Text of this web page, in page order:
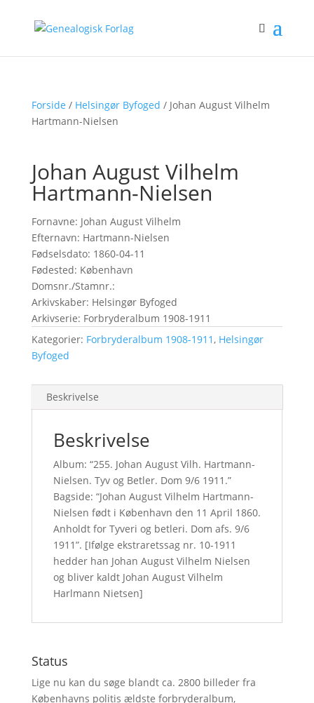
Forside / Helsingør Byfoged / Johan August Vilhelm
Hartmann-Nielsen
Johan August Vilhelm
Hartmann-Nielsen
Fornavne: Johan August Vilhelm
Efternavn: Hartmann-Nielsen
Fødselsdato: 1860-04-11
Fødested: København
Domsnr./Stamnr.:
Arkivskaber: Helsingør Byfoged
Arkivserie: Forbryderalbum 1908-1911
Kategorier: Forbryderalbum 1908-1911, Helsingør
Byfoged
Beskrivelse
Beskrivelse
Album: “255. Johan August Vilh. Hartmann-
Nielsen. Tyv og Betler. Dom 9/6 1911.”
Bagside: “Johan August Vilhelm Hartmann-
Nielsen født i København den 11 April 1860.
Anholdt for Tyveri og betleri. Dom afs. 9/6
1911”. [Ifølge ekstraretssag nr. 10-1911
hedder han Johan August Vilhelm Nielsen
og bliver kaldt Johan August Vilhelm
Harlmann Nietsen]
Status
Lige nu kan du søge blandt ca. 2800 billeder fra
Københavns politis ældste forbryderalbum,